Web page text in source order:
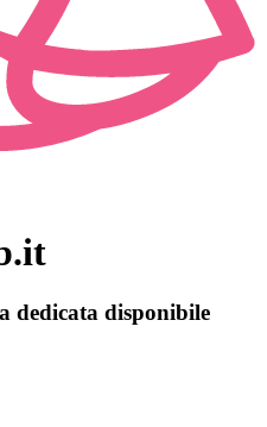
dedicata disponibile